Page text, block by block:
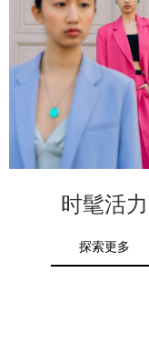
时髦活力
探索更多